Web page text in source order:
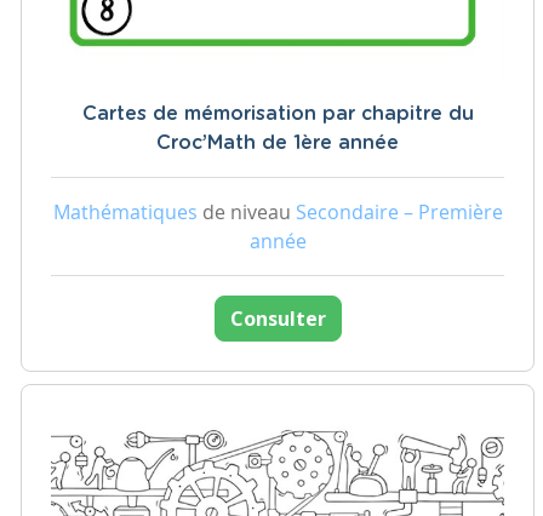
Cartes de mémorisation par chapitre du
Croc’Math de 1ère année
Mathématiques de niveau Secondaire – Première
année
Consulter